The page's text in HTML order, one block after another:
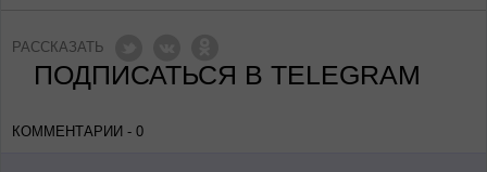
РАССКАЗАТЬ
ПОДПИСАТЬСЯ В TELEGRAM
КОММЕНТАРИИ - 0